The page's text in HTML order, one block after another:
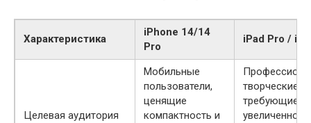
Характеристика
iPhone 14/14
Pro
iPad Pro /
Целевая аудитория
Мобильные
пользователи,
ценящие
компактность и
творческие
требующие
увеличенной